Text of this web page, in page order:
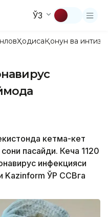
ЎЗ
ҲодисаҚонун ва
кетма-кет
пасайди. Кеча 1120
инфекцияси
Kazinform ЎР ССВга